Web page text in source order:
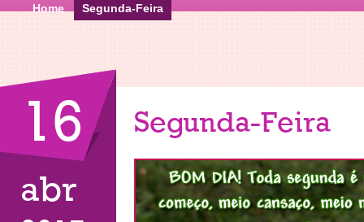
Home Segunda-Feira
16
abr
Segunda-Feira